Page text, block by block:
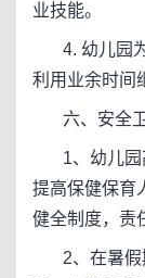
业技能。
4. 幼儿园为
利用业余时间
六、安全卫
1、幼儿园
提高保健保育
健全制度，责
2、在暑假